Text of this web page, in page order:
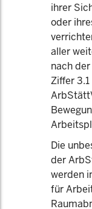
ihrer
oder
aller
nach
Ziffer
Die
der
werden
für